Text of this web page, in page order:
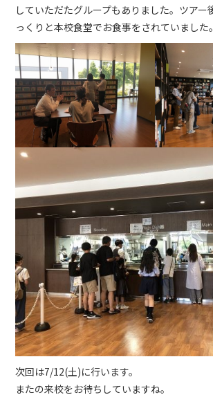
していただたグループもありました。ツアー
っくりと本校食堂でお食事をされていました。
次回は7/12(土)に行います。
またの来校をお待ちしていますね。